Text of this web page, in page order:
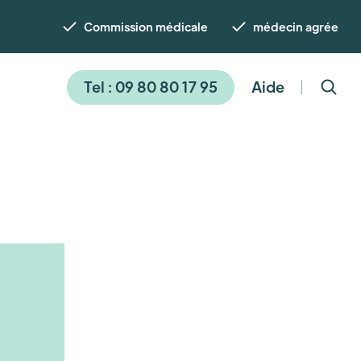
Commission médicale médecin agrée
Tel : 09 80 80 17 95 Aide